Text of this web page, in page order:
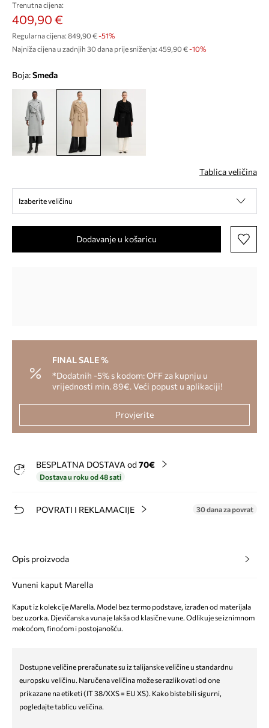
Trenutna cijena:
409,90 €
Regularna cijena: 849,90 €-51%
Najniža cijena u zadnjih 30 dana prije sniženja: 459,90 € -10%
Boja: smeđa
Tablica veličina
Izaberite veličinu
Dodavanje u košaricu
FINAL SALE %
*Dodatnih -5% s kodom: OFF za kupnju u
vrijednosti min. 89€. Veći popust u aplikaciji!
Provjerite
BESPLATNA DOSTAVA od 70€
Dostava u roku od 48 sati
POVRATI I REKLAMACIJE 30 dana za povrat
Opis proizvoda
Vuneni kaput Marella
Kaput iz kolekcije Marella. Model bez termo podstave, izrađen od materijala
bez uzorka. Djevičanska vuna je lakša od klasične vune. Odlikuje se iznimnom
mekoćom, finoćom i postojanošću.
Dostupne veličine preračunate su iz talijanske veličine u standardnu
europsku veličinu. Naručena veličina može se razlikovati od one
prikazane na etiketi (IT 38/XXS = EU XS). Kako biste bili sigurni,
pogledajte tablicu veličina.